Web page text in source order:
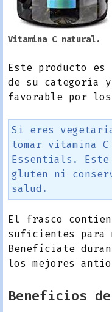
Vitamina C natural.
Este producto es
de su categoría
favorable por
Si eres
tomar vitamina
Essentials. Este
gluten ni
salud.
El frasco
suficientes para
Benefíciate
los mejores
Beneficios